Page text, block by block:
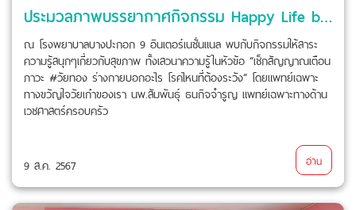
ประมวลภาพบรรยากาศกิจกรรม Happy Life by ชีวจิต Season 14
ณ โรงพยาบาลบางปะกอก 9 อินเตอร์เนชั่นแนล พบกับกิจกรรมให้สาระ
ความรู้สนุกๆเกี่ยวกับสุขภาพ ทั้งเสวนาความรู้ในหัวข้อ “เช็กสัญญาณเตือน
ภาวะ #วัยทอง ร่างกายบอกอะไร โรคไหนที่ต้องระวัง“ โดยแพทย์เฉพาะ
ทางขวัญใจวัยเก๋าของเรา นพ.สัมพันธุ์ ธนกิจจำรูญ แพทย์เฉพาะทางด้าน
เวชศาสตร์ครอบครัว
9 ส.ค. 2567 อ่าน